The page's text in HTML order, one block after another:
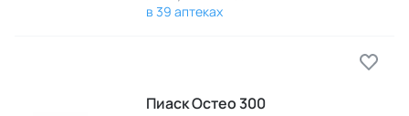
в 39 аптеках
Пиаск Остео 300